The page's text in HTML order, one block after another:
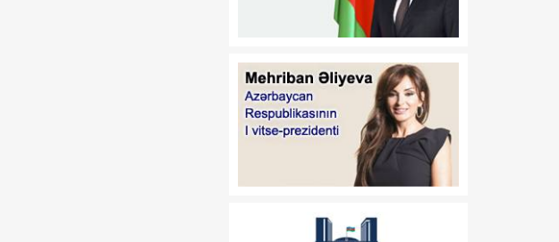
Prezidentinin 2019-cu il 30
dekabr tarixli 911 nömrəli
edilməsi barədə" 2020-ci il
12 may tarixli 1017
nömrəli fərmanlarında
dəyişiklik edilməsi
haqqında
B.Ə.Aslanbəylinin "Şöhrət"
00:52